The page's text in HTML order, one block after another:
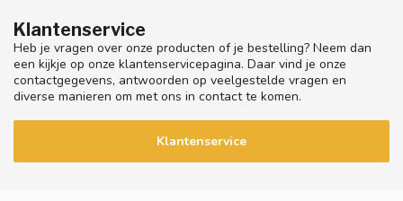
Klantenservice
Heb je vragen over onze producten of je bestelling? Neem dan
een kijkje op onze klantenservicepagina. Daar vind je onze
contactgegevens, antwoorden op veelgestelde vragen en
diverse manieren om met ons in contact te komen.
Klantenservice